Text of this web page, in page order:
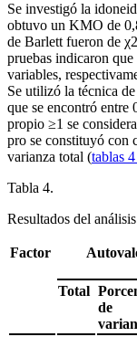
Se investigó la
obtuvo un KMO de
de Barlett fueron de χ2
pruebas indicaron
variables,
Se utilizó la técnica
que se encontró
propio ≥1 se
pro se constituyó con
varianza total (tablas
Tabla 4.
Resultados del
Factor
Total
de